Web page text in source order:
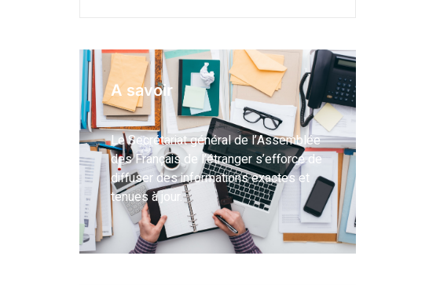
A savoir
Le Secrétariat général de l’Assemblée
des Français de l’étranger s’efforce de
diffuser des informations exactes et
tenues à jour.